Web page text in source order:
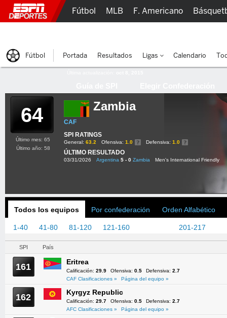
64 Zambia
CAF
SPI RATINGS
General: 63.2 Ofensiva: 1.0 Defensiva: 1.0
ÚLTIMO RESULTADO
03/31/2026 Argentina 5 - 0 Zambia Men's International Friendly
Último mes: 65
Último año: 58
Todos los equipos Por confederación Orden Alfabético
1-40 41-80 81-120 121-160 201-217
SPI País
161 Eritrea
Calificación: 29.9 Ofensiva: 0.5 Defensiva: 2.7
CAF Clasificaciones »
Página del equipo »
162 Kyrgyz Republic
Calificación: 29.7 Ofensiva: 0.5 Defensiva: 2.7
AFC Clasificaciones »
Página del equipo »
Fútbol MLB F. Americano
Fútbol Portada Resultados Ligas Calendario